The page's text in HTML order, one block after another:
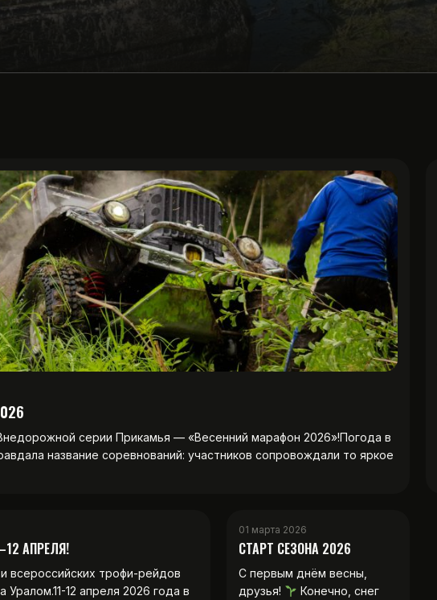
серии Прикамья — «Весенний марафон 2026»!Погода в
название соревнований: участников сопровождали то яркое
АПРЕЛЯ!
всероссийских трофи-рейдов
Уралом.11-12 апреля 2026 года в
01 марта 2026
СТАРТ СЕЗОНА 2026
С первым днём весны,
друзья!
Конечно, снег